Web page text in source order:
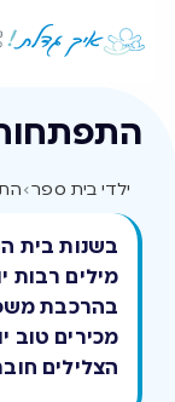
התפתחות
ילדי בית ספר›
בשנות בית
מילים רבות
בהרכבת
מכירים טוב
הצלילים